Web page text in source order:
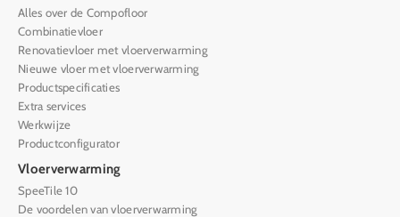
Alles over de Compofloor
Combinatievloer
Renovatievloer met vloerverwarming
Nieuwe vloer met vloerverwarming
Productspecificaties
Extra services
Werkwijze
Productconfigurator
Vloerverwarming
SpeeTile 10
De voordelen van vloerverwarming